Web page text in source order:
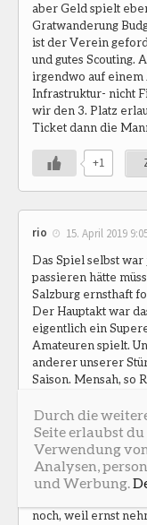
aber Geld spielt
Gratwanderung
ist der Verein
und gutes Scouting.
irgendwo auf
Infrastruktur- nicht
wir den 3. Platz
Ticket dann die
+1
rio 15. April 2019
Das Spiel selbst
passieren hätte
Salzburg ernsthaft
Der Hauptakt war
eigentlich ein
Amateuren spielt.
anderer unserer
Saison. Mensah, so
leihen. Herr Lovric
berühmten
er machen. Spricht
und Spendlhofer
Vertragspunkte
Früher löste es bei
Aussagen hörte,
noch, weil ernst
Durch die
Seite erlaubst du
Verwendung
Analysen,
und Werbung.